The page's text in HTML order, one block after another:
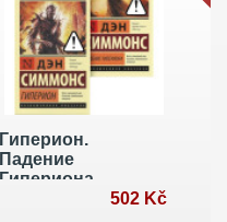
Гиперион.
Падение
Гипериона
(комплект из 2-х502 Kč